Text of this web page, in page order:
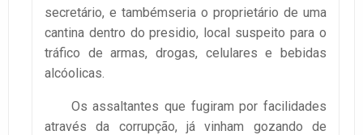
secretário, e tambémseria o proprietário de uma
cantina dentro do presidio, local suspeito para o
tráfico de armas, drogas, celulares e bebidas
alcóolicas.
Os assaltantes que fugiram por facilidades
através da corrupção, já vinham gozando de